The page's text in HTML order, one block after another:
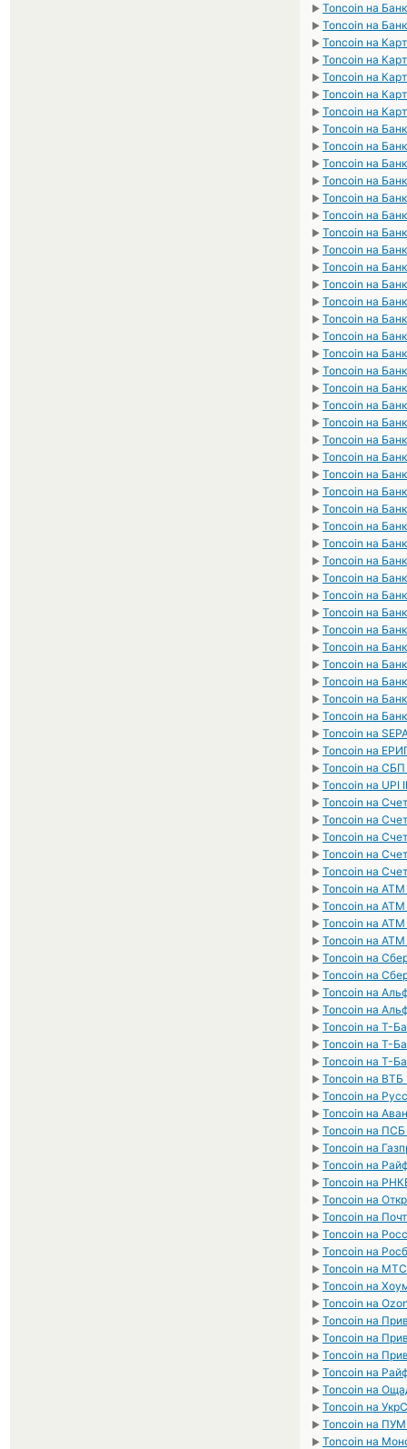
► Toncoin на
► Toncoin на
► Toncoin на
► Toncoin на
► Toncoin на
► Toncoin на
► Toncoin на
► Toncoin на
► Toncoin на
► Toncoin на
► Toncoin на
► Toncoin на
► Toncoin на
► Toncoin на
► Toncoin на
► Toncoin на
► Toncoin на
► Toncoin на
► Toncoin на
► Toncoin на
► Toncoin на
► Toncoin на
► Toncoin на
► Toncoin на
► Toncoin на
► Toncoin на
► Toncoin на
► Toncoin на
► Toncoin на
► Toncoin на
► Toncoin на
► Toncoin на
► Toncoin на
► Toncoin на
► Toncoin на
► Toncoin на
► Toncoin на
► Toncoin на
► Toncoin на
► Toncoin на
► Toncoin на
► Toncoin на
► Toncoin на
► Toncoin на
► Toncoin на СБП
► Toncoin на UPI
► Toncoin на
► Toncoin на
► Toncoin на
► Toncoin на
► Toncoin на
► Toncoin на
► Toncoin на
► Toncoin на
► Toncoin на ATM
► Toncoin на
► Toncoin на
► Toncoin на
► Toncoin на
► Toncoin на Т-
► Toncoin на Т-
► Toncoin на Т-
► Toncoin на ВТБ
► Toncoin на
► Toncoin на
► Toncoin на ПСБ
► Toncoin на
► Toncoin на
► Toncoin на
► Toncoin на
► Toncoin на
► Toncoin на
► Toncoin на
► Toncoin на МТС
► Toncoin на
► Toncoin на
► Toncoin на
► Toncoin на
► Toncoin на
► Toncoin на
► Toncoin на
► Toncoin на
► Toncoin на
► Toncoin на